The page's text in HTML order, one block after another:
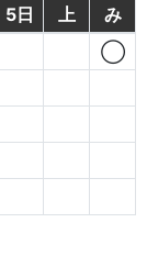
5日
上
み
◯